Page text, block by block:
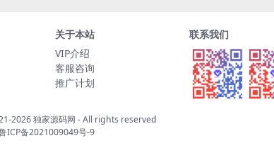
关于本站
VIP介绍
客服咨询
推广计划
联系我们
2026独家源码网 - All rights reserved
ICP备2021009049号-9